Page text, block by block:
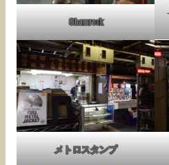
Shamrock
メトロスタンプ